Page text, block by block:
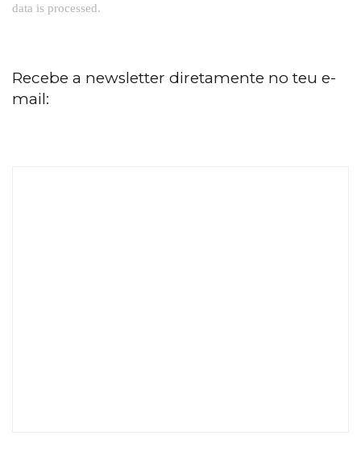
data is processed.
Recebe a newsletter diretamente no teu e-
mail: